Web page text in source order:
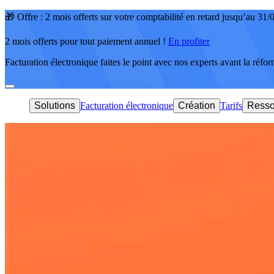
🎁 Offre : 2 mois offerts sur votre comptabilité en retard jusqu’au 31/
2 mois offerts pour tout paiement annuel ! En profiter
Facturation électronique faites le point avec nos experts avant la
Solutions Facturation électronique Création Tarifs